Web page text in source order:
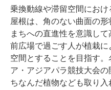
乗換動線や滞留空間にお
屋根は、角のない曲面の形
まちへの直進性を意識し
前広場で過ごす人が植栽
空間とすることを目指す
ア・アジアパラ競技大会
ちなんだ植物なども取り入